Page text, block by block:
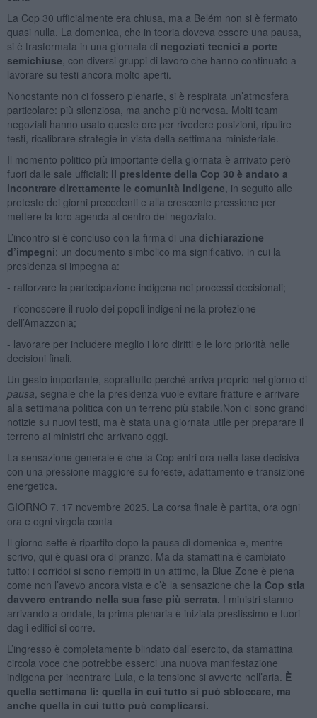
La Cop 30 ufficialmente era chiusa, ma a Belém non si è fermato
quasi nulla. La domenica, che in teoria doveva essere una pausa,
si è trasformata in una giornata di negoziati tecnici a porte
semichiuse , con diversi gruppi di lavoro che hanno continuato a
lavorare su testi ancora molto aperti.
Nonostante non ci fossero plenarie, si è respirata un’atmosfera
particolare: più silenziosa, ma anche più nervosa. Molti team
negoziali hanno usato queste ore per rivedere posizioni, ripulire
testi, ricalibrare strategie in vista della settimana ministeriale.
Il momento politico più importante della giornata è arrivato però
fuori dalle sale ufficiali: il presidente della Cop 30 è andato a
incontrare direttamente le comunità indigene , in seguito alle
proteste dei giorni precedenti e alla crescente pressione per
mettere la loro agenda al centro del negoziato.
L’incontro si è concluso con la firma di una dichiarazione
d’impegni: un documento simbolico ma significativo, in cui la
presidenza si impegna a:
- rafforzare la partecipazione indigena nei processi decisionali;
- riconoscere il ruolo dei popoli indigeni nella protezione
dell’Amazzonia;
- lavorare per includere meglio i loro diritti e le loro priorità nelle
decisioni finali.
Un gesto importante, soprattutto perché arriva proprio nel giorno di
pausa , segnale che la presidenza vuole evitare fratture e arrivare
alla settimana politica con un terreno più stabile.Non ci sono grandi
notizie su nuovi testi, ma è stata una giornata utile per preparare il
terreno ai ministri che arrivano oggi.
La sensazione generale è che la Cop entri ora nella fase decisiva
con una pressione maggiore su foreste, adattamento e transizione
energetica.
GIORNO 7. 17 novembre 2025. La corsa finale è partita, ora ogni
ora e ogni virgola conta
Il giorno sette è ripartito dopo la pausa di domenica e, mentre
scrivo, qui è quasi ora di pranzo. Ma da stamattina è cambiato
tutto: i corridoi si sono riempiti in un attimo, la Blue Zone è piena
come non l’avevo ancora vista e c’è la sensazione che la Cop stia
davvero entrando nella sua fase più serrata. I ministri stanno
arrivando a ondate, la prima plenaria è iniziata prestissimo e fuori
dagli edifici si corre.
L’ingresso è completamente blindato dall’esercito, da stamattina
circola voce che potrebbe esserci una nuova manifestazione
indigena per incontrare Lula, e la tensione si avverte nell’aria. È
quella settimana lì: quella in cui tutto si può sbloccare, ma
anche quella in cui tutto può complicarsi.